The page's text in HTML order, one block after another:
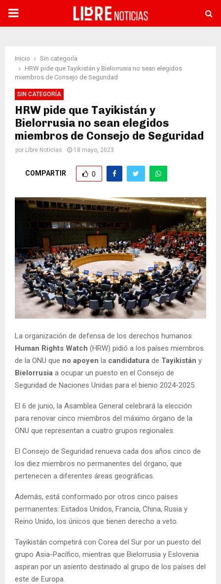
PRIMARY
Inicio
Sin categoría
HRW pide que Tayikistán y Bielorrusia no sean elegidos
miembros de Consejo de Seguridad
SIN CATEGORÍA
HRW pide que Tayikistán y
Bielorrusia no sean elegidos
miembros de Consejo de Seguridad
por Libre Noticias 18 mayo, 2023
COMPARTIR 0
La organización de defensa de los derechos humanos
Human Rights Watch (HRW) pidió a los países miembros
de la ONU que no apoyen la candidatura de Tayikistán y
Bielorrusia a ocupar un puesto en el Consejo de
Seguridad de Naciones Unidas para el bienio 2024-2025.
El 6 de junio, la Asamblea General celebrará la elección
para renovar cinco miembros del máximo órgano de la
ONU que representan a cuatro grupos regionales.
El Consejo de Seguridad renueva cada dos años cinco de
los diez miembros no permanentes del órgano, que
pertenecen a diferentes áreas geográficas.
Además, está conformado por otros cinco países
permanentes: Estados Unidos, Francia, China, Rusia y
Reino Unido, los únicos que tienen derecho a veto.
Tayikistán competirá con Corea del Sur por un puesto del
grupo Asia-Pacífico, mientras que Bielorrusia y Eslovenia
aspiran por un asiento destinado al grupo de los países del
este de Europa.